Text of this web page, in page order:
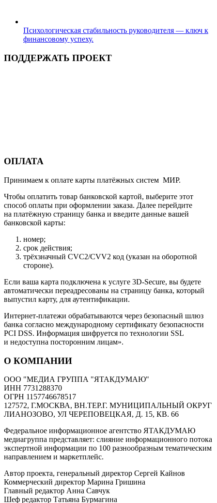
Психологическая стабильность руководителя — ключ к
финансовому успеху.
ПОДДЕРЖАТЬ ПРОЕКТ
ОПЛАТА
Принимаем к оплате карты платёжных систем МИР.
Чтобы оплатить товар банковской картой, выберите этот
способ оплаты при оформлении заказа. Далее перейдите
на платёжную страницу банка и введите данные вашей
банковской карты:
номер;
срок действия;
трёхзначный CVC2/CVV2 код (указан на оборотной
стороне).
Если ваша карта подключена к услуге 3D-Secure, вы будете
автоматически переадресованы на страницу банка, который
выпустил карту, для аутентификации.
Интернет-платежи обрабатываются через безопасный шлюз
банка согласно международному сертификату безопасности
PCI DSS. Информация шифруется по технологии SSL
и недоступна посторонним лицам».
О КОМПАНИИ
ООО "МЕДИА ГРУППА "ЯТАКДУМАЮ"
ИНН 7731288370
ОГРН 1157746678517
127572, Г.МОСКВА, ВН.ТЕР.Г. МУНИЦИПАЛЬНЫЙ ОКРУГ
ЛИАНОЗОВО, УЛ ЧЕРЕПОВЕЦКАЯ, Д. 15, КВ. 66
Федеральное информационное агентство ЯТАКДУМАЮ
медиагруппа представляет: слияние информационного потока
экспертной информации по 100 разнообразным тематическим
направлением и маркетплейс.
Автор проекта, генеральный директор Сергей Кайнов
Коммерческий директор Марина Гришина
Главный редактор Анна Савчук
Шеф редактор Татьяна Бурмагина